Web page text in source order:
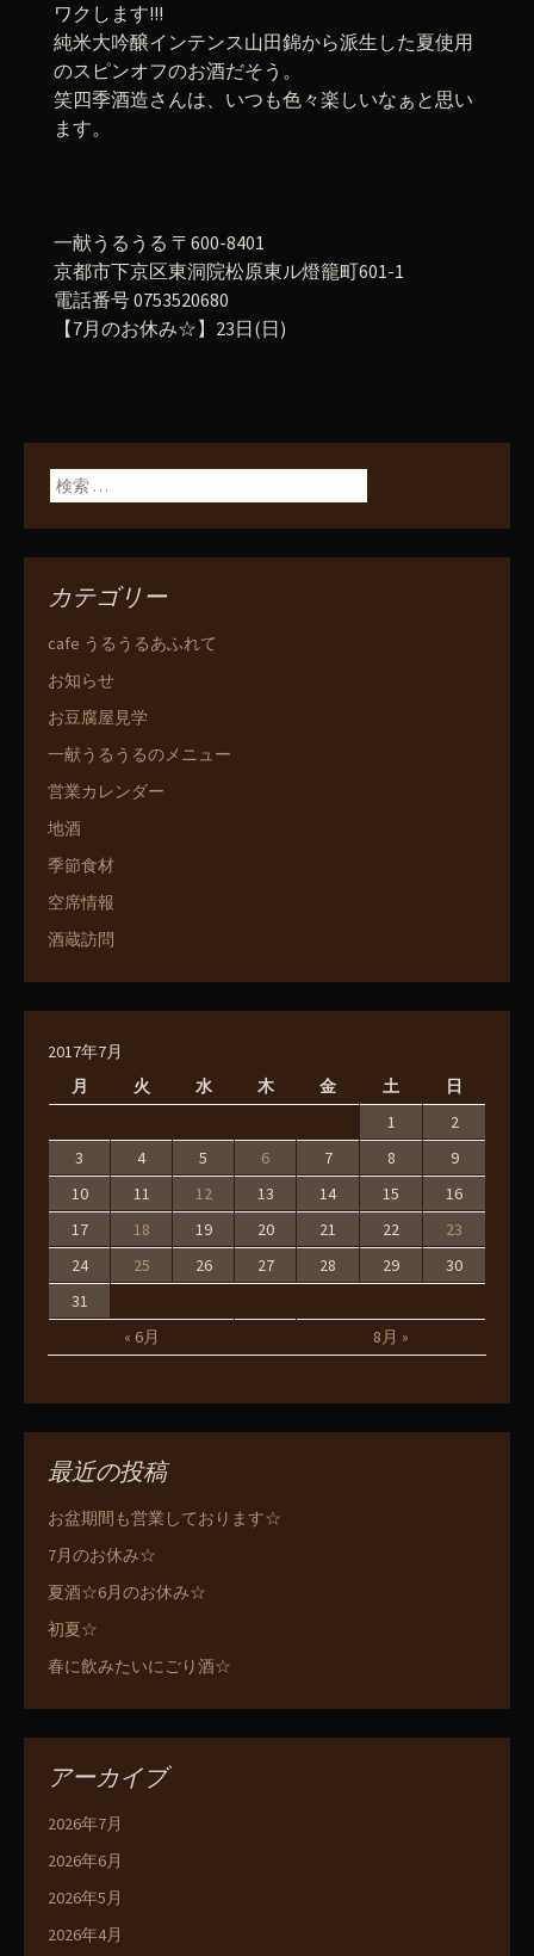
ワクします!!!
純米大吟醸インテンス山田錦から派生した夏使用
のスピンオフのお酒だそう。
笑四季酒造さんは、いつも色々楽しいなぁと思い
ます。
一献うるうる 〒600-8401
京都市下京区東洞院松原東ル燈籠町601-1
電話番号 0753520680
【7月のお休み☆】23日(日)
検索:
カテゴリー
cafe うるうるあふれて
お知らせ
お豆腐屋見学
一献うるうるのメニュー
営業カレンダー
地酒
季節食材
空席情報
酒蔵訪問
2017年7月
月
火 水 木 金 土 日
« 6月 8月 »
1
2
3
4 5 6 7 8
9
10
11 12 13 14 15
16
17
18 19 20 21 22
23
24
25 26 27 28 29
30
31
最近の投稿
お盆期間も営業しております☆
7月のお休み☆
夏酒☆6月のお休み☆
初夏☆
春に飲みたいにごり酒☆
アーカイブ
2026年7月
2026年6月
2026年5月
2026年4月